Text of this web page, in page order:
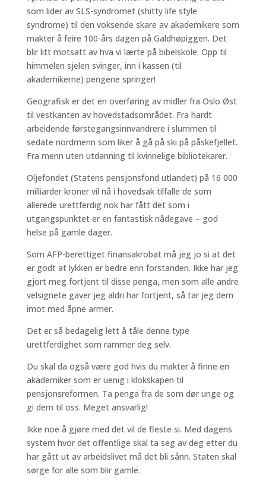
som lider av SLS-syndromet (shitty life style
syndrome) til den voksende skare av akademikere som
makter å feire 100-års dagen på Galdhøpiggen. Det
blir litt motsatt av hva vi lærte på bibelskole: Opp til
himmelen sjelen svinger, inn i kassen (til
akademikerne) pengene springer!
Geografisk er det en overføring av midler fra Oslo Øst
til vestkanten av hovedstadsområdet. Fra hardt
arbeidende førstegangsinnvandrere i slummen til
sedate nordmenn som liker å gå på ski på påskefjellet.
Fra menn uten utdanning til kvinnelige bibliotekarer.
Oljefondet (Statens pensjonsfond utlandet) på 16 000
milliarder kroner vil nå i hovedsak tilfalle de som
allerede urettferdig nok har fått det som i
utgangspunktet er en fantastisk nådegave – god
helse på gamle dager.
Som AFP-berettiget finansakrobat må jeg jo si at det
er godt at lykken er bedre enn forstanden. Ikke har jeg
gjort meg fortjent til disse penga, men som alle andre
velsignete gaver jeg aldri har fortjent, så tar jeg dem
imot med åpne armer.
Det er så bedagelig lett å tåle denne type
urettferdighet som rammer deg selv.
Du skal da også være god hvis du makter å finne en
akademiker som er uenig i klokskapen til
pensjonsreformen. Ta penga fra de som dør unge og
gi dem til oss. Meget ansvarlig!
Ikke noe å gjøre med det vil de fleste si. Med dagens
system hvor det offentlige skal ta seg av deg etter du
har gått ut av arbeidslivet må det bli sånn. Staten skal
sørge for alle som blir gamle.